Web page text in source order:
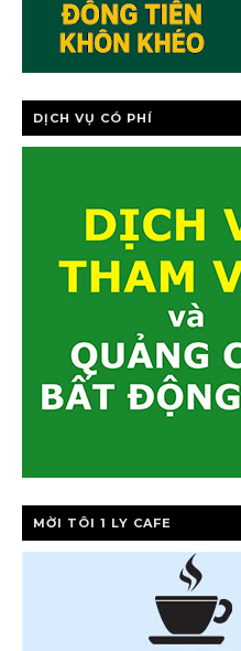
DỊCH VỤ CÓ PHÍ
MỜI TÔI 1 LY CAFE